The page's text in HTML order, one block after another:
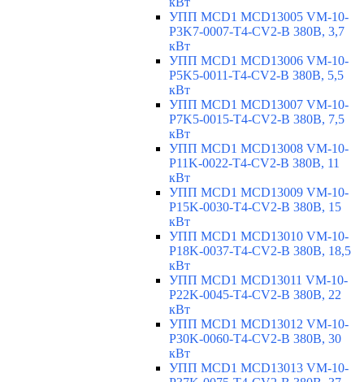
УПП MCD1 MCD13005 VM-10-
P3K7-0007-T4-CV2-B 380В, 3,7
кВт
УПП MCD1 MCD13006 VM-10-
P5K5-0011-T4-CV2-B 380В, 5,5
кВт
УПП MCD1 MCD13007 VM-10-
P7K5-0015-T4-CV2-B 380В, 7,5
кВт
УПП MCD1 MCD13008 VM-10-
P11K-0022-T4-CV2-B 380В, 11
кВт
УПП MCD1 MCD13009 VM-10-
P15K-0030-T4-CV2-B 380В, 15
кВт
УПП MCD1 MCD13010 VM-10-
P18K-0037-T4-CV2-B 380В, 18,5
кВт
УПП MCD1 MCD13011 VM-10-
P22K-0045-T4-CV2-B 380В, 22
кВт
УПП MCD1 MCD13012 VM-10-
P30K-0060-T4-CV2-B 380В, 30
кВт
УПП MCD1 MCD13013 VM-10-